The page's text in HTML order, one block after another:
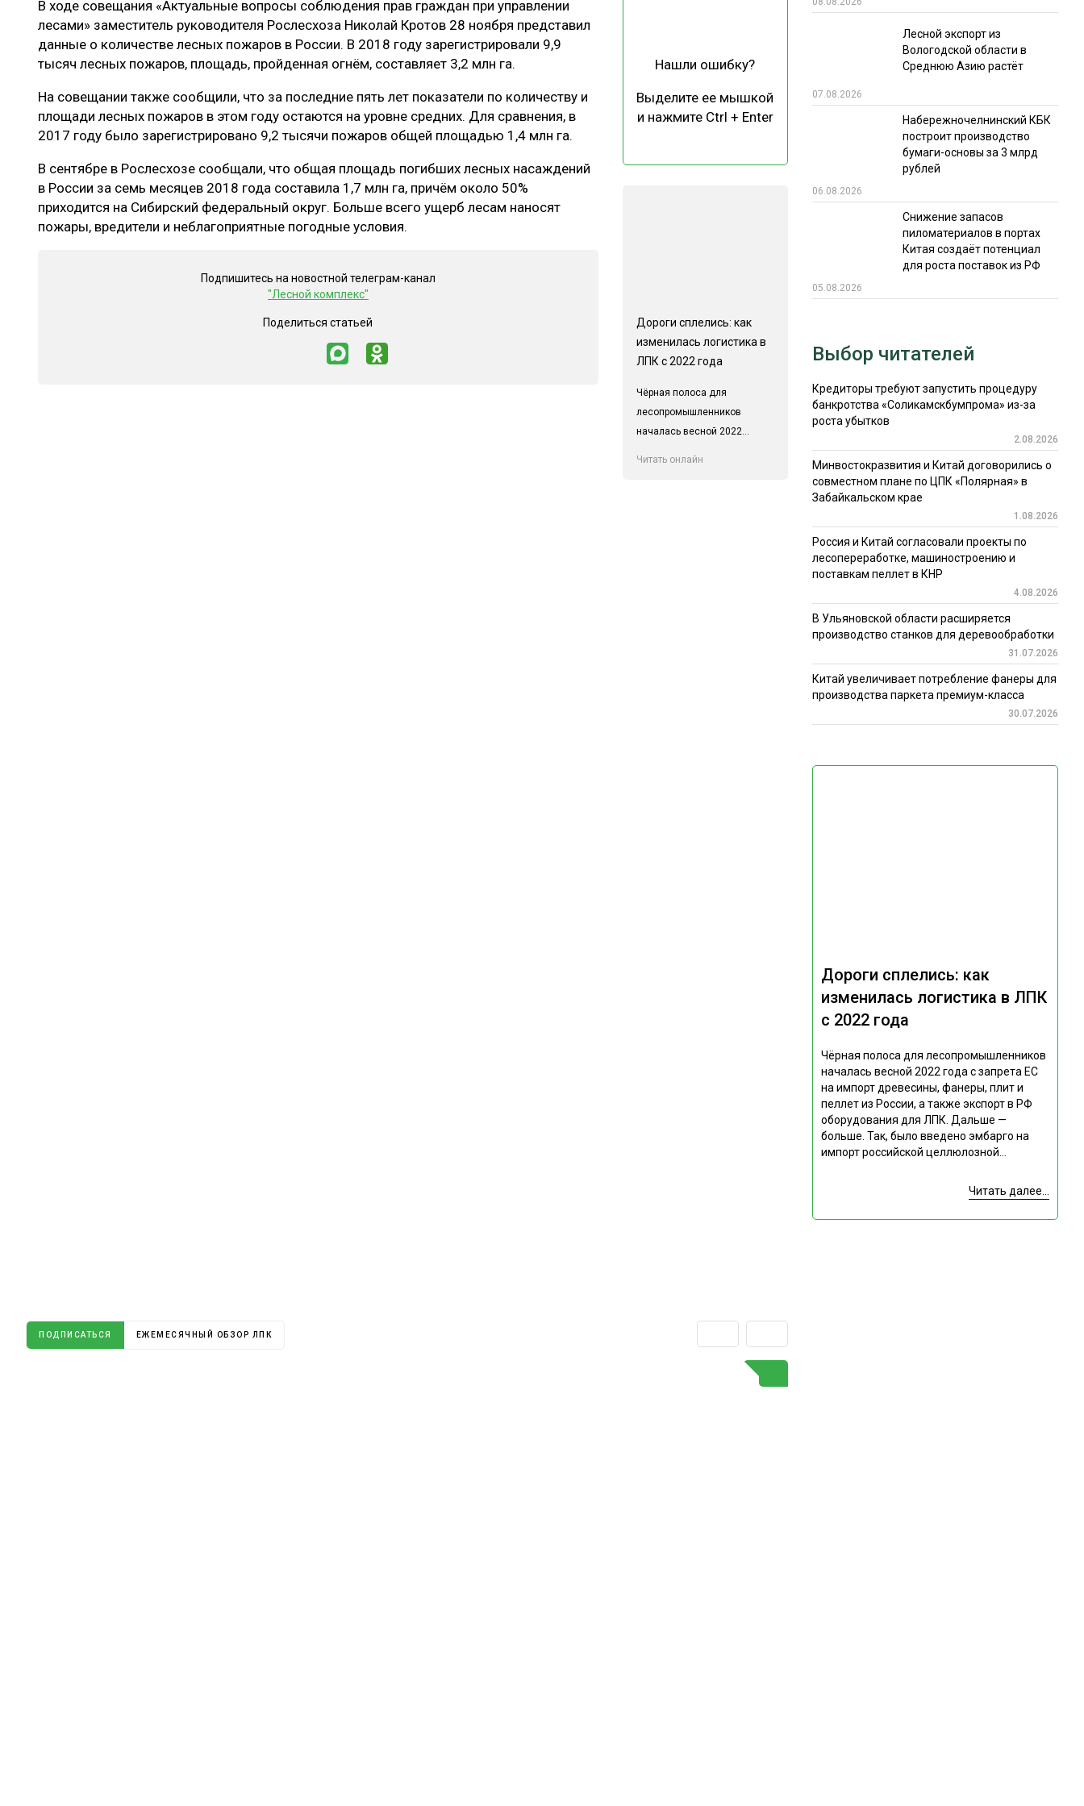
ЛЕСОВОССТАНОВЛЕНИЕ И ЗАЩИТА
ПРОИЗВОДСТВО ДРЕВЕСНЫХ ПЛИТ
ЦБП
СУШКА ДРЕВЕСИНЫ
МЕБЕЛЬНОЕ ПРОИЗВОДСТВО
РЫНОК
ТЕХНОЛОГИИ
ОТРАСЛЕВАЯ ДИСКУССИЯ
ЭКСПЕРТНОЕ МНЕНИЕ
ИТОГИ МЕРОПРИЯТИЙ
В ходе совещания «Актуальные вопросы соблюдения прав граждан при управлении
лесами» заместитель руководителя Рослесхоза Николай Кротов 28 ноября представил
данные о количестве лесных пожаров в России. В 2018 году зарегистрировали 9,9
тысяч лесных пожаров, площадь, пройденная огнём, составляет 3,2 млн га.
На совещании также сообщили, что за последние пять лет показатели по количеству и
площади лесных пожаров в этом году остаются на уровне средних. Для сравнения, в
2017 году было зарегистрировано 9,2 тысячи пожаров общей площадью 1,4 млн га.
В сентябре в Рослесхозе сообщали, что общая площадь погибших лесных насаждений
в России за семь месяцев 2018 года составила 1,7 млн га, причём около 50%
приходится на Сибирский федеральный округ. Больше всего ущерб лесам наносят
пожары, вредители и неблагоприятные погодные условия.
Подпишитесь на новостной телеграм-канал
"Лесной комплекс"
Поделиться статьей
Нашли ошибку?
Выделите ее мышкой
и нажмите Ctrl + Enter
Дороги сплелись: как
изменилась логистика в
ЛПК с 2022 года
Чёрная полоса для
лесопромышленников
началась весной 2022...
Читать онлайн
Лесной экспорт из
Вологодской области в
Среднюю Азию растёт
07.08.2026
Набережночелнинский КБК
построит производство
бумаги-основы за 3 млрд
рублей
06.08.2026
Снижение запасов
пиломатериалов в портах
Китая создаёт потенциал
для роста поставок из РФ
05.08.2026
Дороги сплелись: как
изменилась логистика в ЛПК
с 2022 года
Чёрная полоса для лесопромышленников
началась весной 2022 года с запрета ЕС
на импорт древесины, фанеры, плит и
пеллет из России, а также экспорт в РФ
оборудования для ЛПК. Дальше —
больше. Так, было введено эмбарго на
импорт российской целлюлозной...
Читать далее...
ПОДПИСАТЬСЯ ЕЖЕМЕСЯЧНЫЙ ОБЗОР ЛПК
Выбор читателей
Кредиторы требуют запустить процедуру
банкротства «Соликамскбумпрома» из-за
роста убытков
2.08.2026
Минвостокразвития и Китай договорились о
совместном плане по ЦПК «Полярная» в
Забайкальском крае
1.08.2026
Россия и Китай согласовали проекты по
лесопереработке, машиностроению и
поставкам пеллет в КНР
4.08.2026
В Ульяновской области расширяется
производство станков для деревообработки
31.07.2026
Китай увеличивает потребление фанеры для
производства паркета премиум-класса
30.07.2026